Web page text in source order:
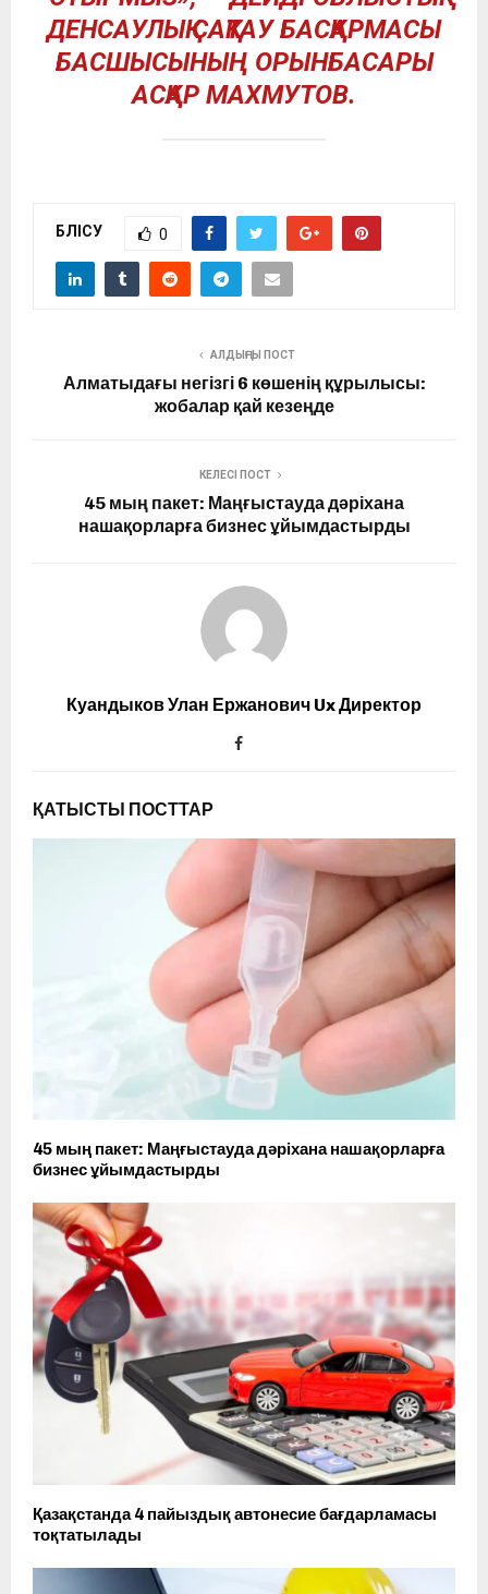
ДЕНСАУЛЫҚ САҚТАУ БАСҚАРМАСЫ
БАСШЫСЫНЫҢ ОРЫНБАСАРЫ
АСҚАР МАХМУТОВ.
БӨЛІСУ 0
АЛДЫҢҒЫ ПОСТ
Алматыдағы негізгі 6 көшенің құрылысы:
жобалар қай кезеңде
КЕЛЕСІ ПОСТ
45 мың пакет: Маңғыстауда дәріхана
нашақорларға бизнес ұйымдастырды
Куандыков Улан Ержанович Ux Директор
ҚАТЫСТЫ ПОСТТАР
45 мың пакет: Маңғыстауда дәріхана нашақорларға
бизнес ұйымдастырды
Қазақстанда 4 пайыздық автонесие бағдарламасы
тоқтатылады